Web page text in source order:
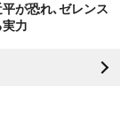
が恐れ､ゼレンス
力